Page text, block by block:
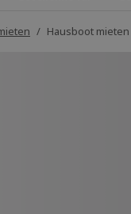
/ Hausboot